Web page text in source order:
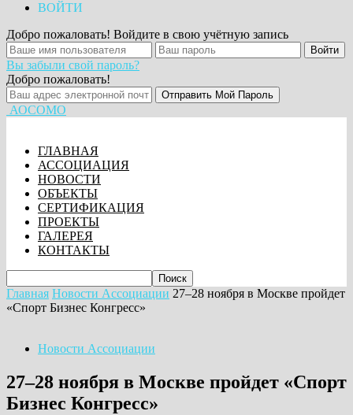
ВОЙТИ
Добро пожаловать! Войдите в свою учётную запись
Вы забыли свой пароль?
Добро пожаловать!
АОСОМО
ГЛАВНАЯ
АССОЦИАЦИЯ
НОВОСТИ
ОБЪЕКТЫ
СЕРТИФИКАЦИЯ
ПРОЕКТЫ
ГАЛЕРЕЯ
КОНТАКТЫ
Главная Новости Ассоциации 27–28 ноября в Москве пройдет
«Спорт Бизнес Конгресс»
Новости Ассоциации
27–28 ноября в Москве пройдет «Спорт
Бизнес Конгресс»